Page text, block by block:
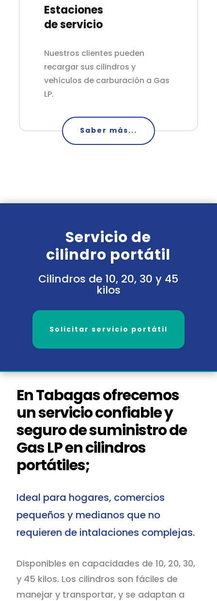
Estaciones
de servicio
Nuestros clientes pueden
recargar sus cilindros y
vehículos de carburación a Gas
LP.
Saber más...
Servicio de
cilindro portátil
Cilindros de 10, 20, 30 y 45
kilos
Solicitar servicio portátil
En Tabagas ofrecemos
un servicio confiable y
seguro de suministro de
Gas LP en cilindros
portátiles;
Ideal para hogares, comercios
pequeños y medianos que no
requieren de intalaciones complejas.
Disponibles en capacidades de 10, 20, 30,
y 45 kilos. Los cilindros son fáciles de
manejar y transportar, y se adaptan a